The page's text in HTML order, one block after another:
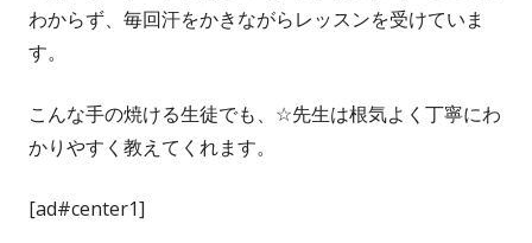
わからず、毎回汗をかきながらレッスンを受けていま
す。
こんな手の焼ける生徒でも、☆先生は根気よく丁寧にわ
かりやすく教えてくれます。
[ad#center1]